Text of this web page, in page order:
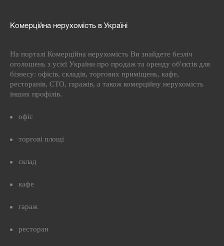
Комерційна нерухомість в Україні
На порталі Комерційна нерухомість Ви знайдете безліч
оголошень з усієї України про продаж та оренду об'єктів для
бізнесу: офісів, складів, торгових приміщень, кафе,
ресторанів, СТО, гаражів, а також комерційну нерухомість
інших профілів.
офіс
торгові площі
склад
кафе
гараж
ресторан